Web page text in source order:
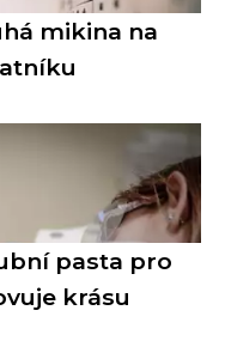
mikina na
pasta pro
krásu